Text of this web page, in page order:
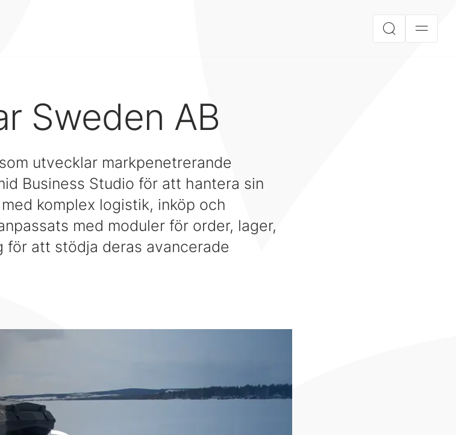
Sweden AB
utvecklar markpenetrerande
Business Studio för att hantera sin
komplex logistik, inköp och
med moduler för order, lager,
att stödja deras avancerade